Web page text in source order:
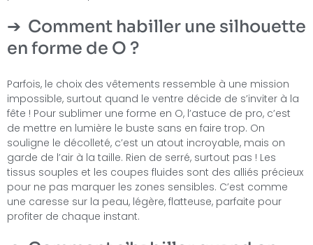
Comment habiller une silhouette
en forme de O ?
Parfois, le choix des vêtements ressemble à une mission
impossible, surtout quand le ventre décide de s’inviter à la
fête ! Pour sublimer une forme en O, l’astuce de pro, c’est
de mettre en lumière le buste sans en faire trop. On
souligne le décolleté, c’est un atout incroyable, mais on
garde de l’air à la taille. Rien de serré, surtout pas ! Les
tissus souples et les coupes fluides sont des alliés précieux
pour ne pas marquer les zones sensibles. C’est comme
une caresse sur la peau, légère, flatteuse, parfaite pour
profiter de chaque instant.